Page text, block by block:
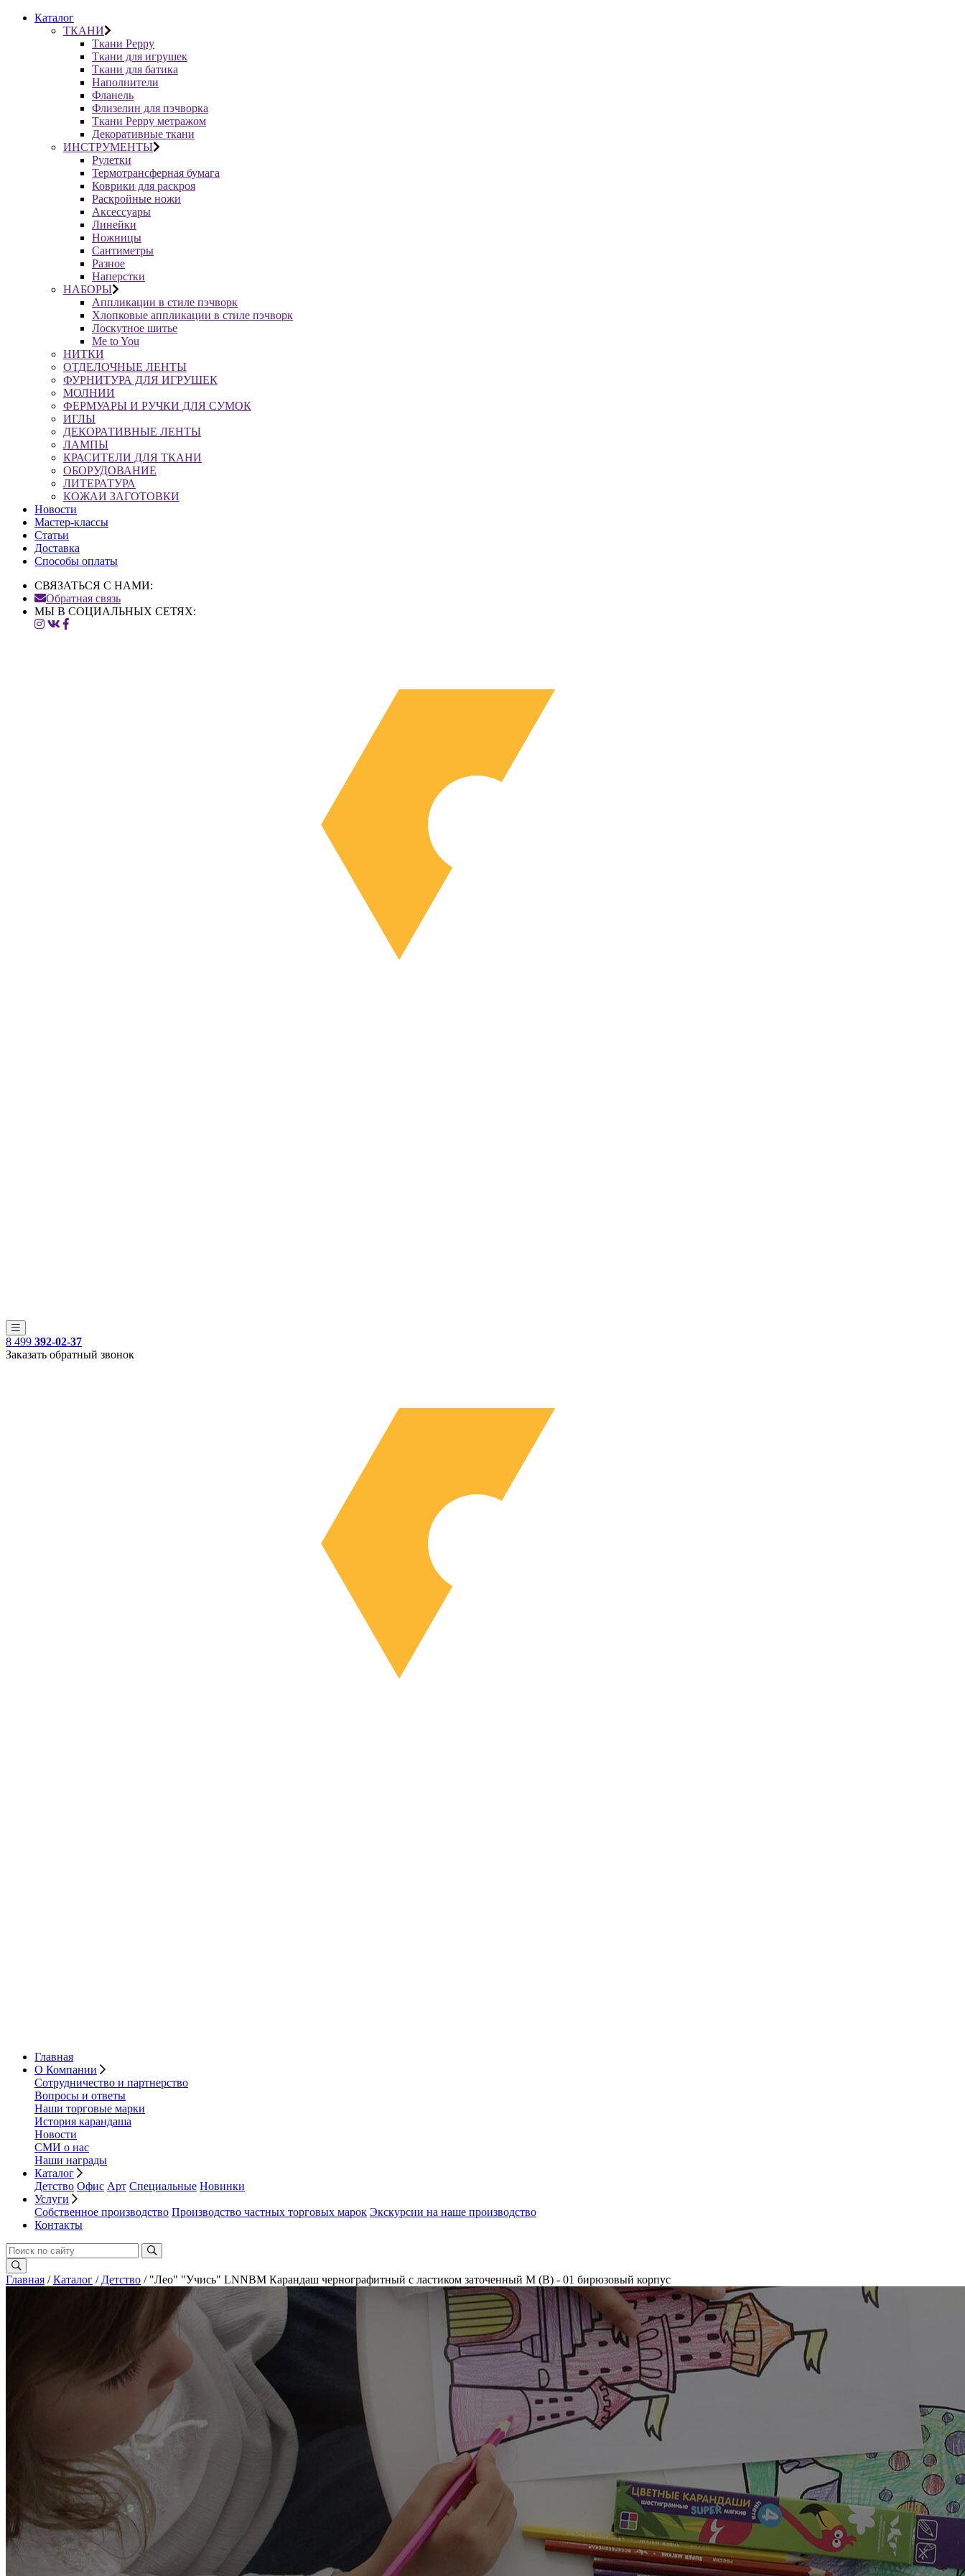
Каталог
ТКАНИ
Ткани Peppy
Ткани для игрушек
Ткани для батика
Наполнители
Фланель
Флизелин для пэчворка
Ткани Peppy метражом
Декоративные ткани
ИНСТРУМЕНТЫ
Рулетки
Термотрансферная бумага
Коврики для раскроя
Раскройные ножи
Аксессуары
Линейки
Ножницы
Сантиметры
Разное
Наперстки
НАБОРЫ
Аппликации в стиле пэчворк
Хлопковые аппликации в стиле пэчворк
Лоскутное шитье
Me to You
НИТКИ
ОТДЕЛОЧНЫЕ ЛЕНТЫ
ФУРНИТУРА ДЛЯ ИГРУШЕК
МОЛНИИ
ФЕРМУАРЫ И РУЧКИ ДЛЯ СУМОК
ИГЛЫ
ДЕКОРАТИВНЫЕ ЛЕНТЫ
ЛАМПЫ
КРАСИТЕЛИ ДЛЯ ТКАНИ
ОБОРУДОВАНИЕ
ЛИТЕРАТУРА
КОЖАИ ЗАГОТОВКИ
Новости
Мастер-классы
Статьи
Доставка
Способы оплаты
СВЯЗАТЬСЯ С НАМИ:
Обратная связь
МЫ В СОЦИАЛЬНЫХ СЕТЯХ:
8 499 392-02-37
Заказать обратный звонок
Главная
О Компании
Сотрудничество и партнерство
Вопросы и ответы
Наши торговые марки
История карандаша
Новости
СМИ о нас
Наши награды
Каталог
Детство Офис Арт Специальные Новинки
Услуги
Собственное производство Производство частных торговых марок Экскурсии на наше производство
Контакты
Главная /Каталог / Детство / "Лео" "Учись" LNNBM Карандаш чернографитный с ластиком заточенный М (B) - 01 бирюзовый корпус